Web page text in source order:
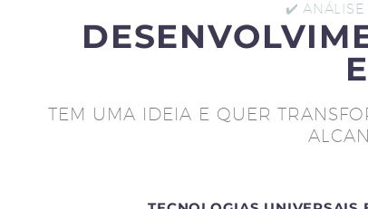
✔️ ANÁLISE
TEM UMA IDEIA E QUER